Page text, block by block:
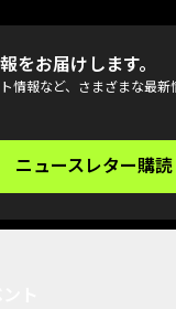
をお届けします。
情報など、さまざまな最新
ニュースレター購読
(Opens in